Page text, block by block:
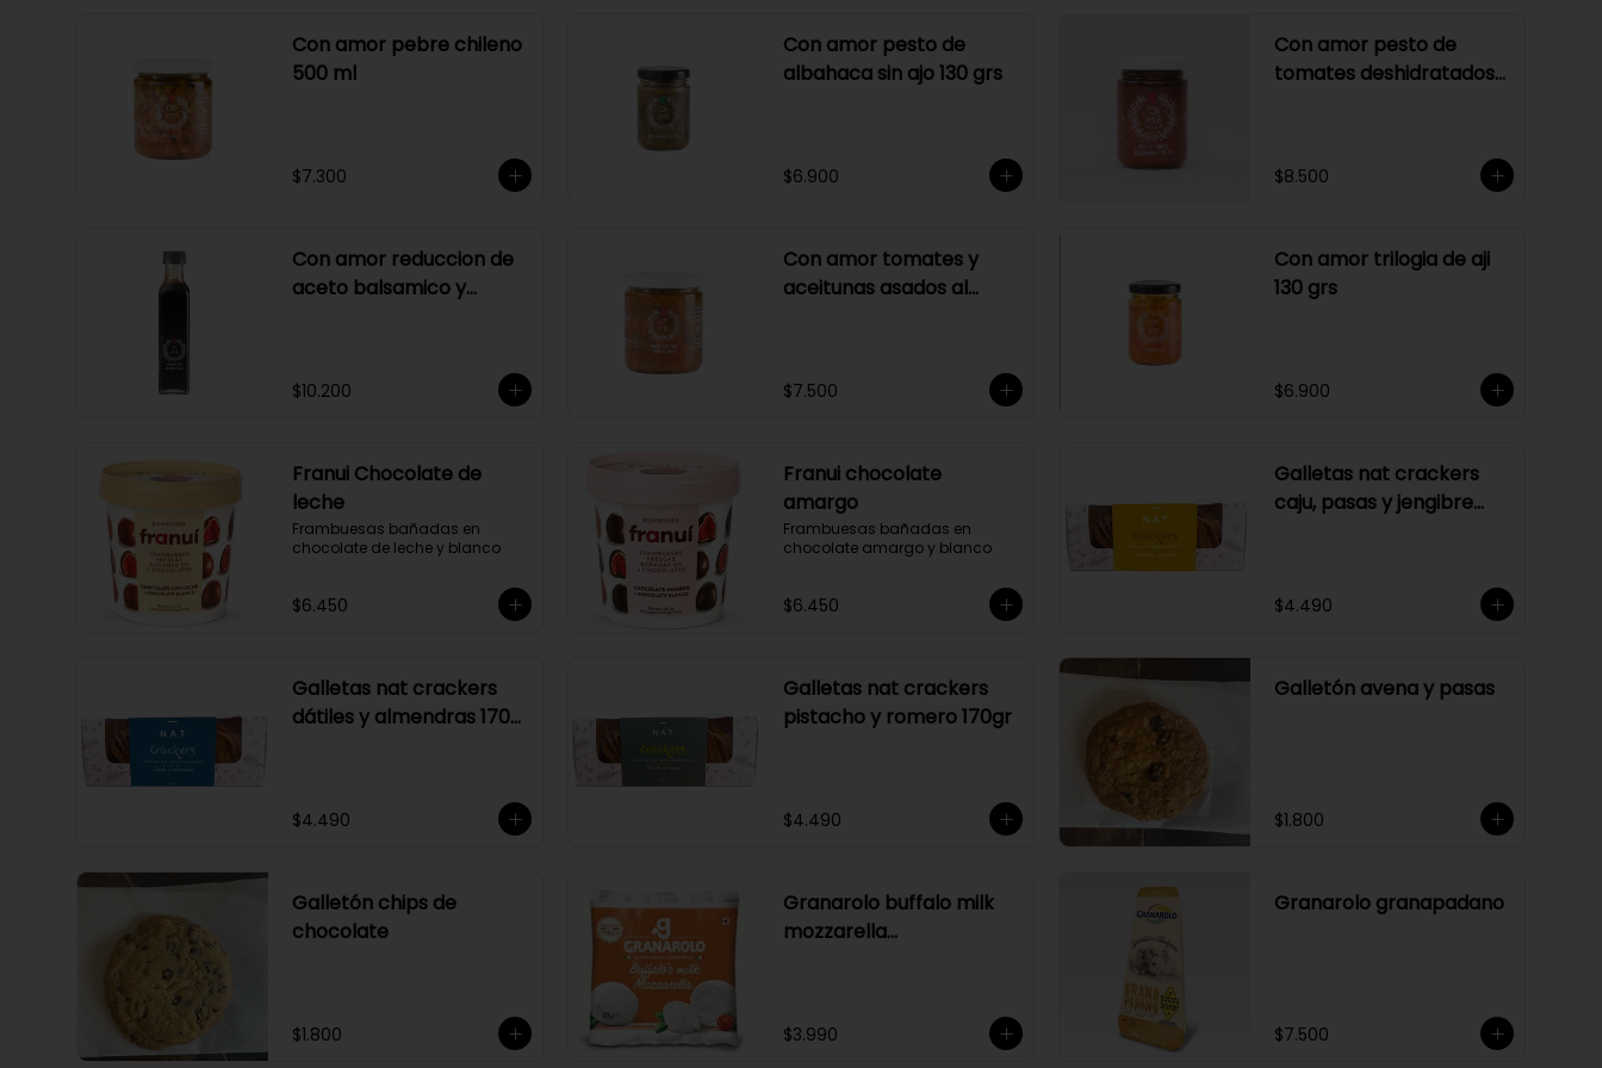
Con amor pebre chileno
500 ml
$7.300
Con amor pesto de
albahaca sin ajo 130 grs
$6.900
Con amor pesto de
tomates deshidratados
$8.500
Con amor reduccion de
aceto balsamico y
$10.200
Con amor tomates y
aceitunas asados al
$7.500
Con amor trilogia de aji
130 grs
$6.900
Franui Chocolate de
leche
Frambuesas bañadas en
chocolate de leche y blanco
$6.450
Franui chocolate
amargo
Frambuesas bañadas en
chocolate amargo y blanco
$6.450
Galletas nat crackers
caju, pasas y jengibre
$4.490
Galletas nat crackers
dátiles y almendras 170
$4.490
Galletas nat crackers
pistacho y romero 170gr
$4.490
Galletón avena y pasas
$1.800
Galletón chips de
chocolate
$1.800
Granarolo buffalo milk
mozzarella
$3.990
Granarolo granapadano
$7.500